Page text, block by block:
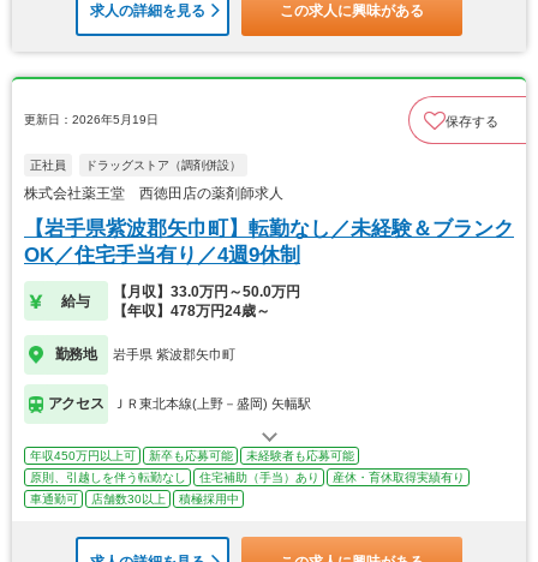
求人の詳細を見る この求人に興味がある
更新日：2026年5月19日 保存する
正社員 ドラッグストア（調剤併設）
株式会社薬王堂 西徳田店の薬剤師求人
【岩手県紫波郡矢巾町】転勤なし／未経験＆ブランク
OK／住宅手当有り／4週9休制
給与
【月収】33.0万円～50.0万円
【年収】478万円24歳～
勤務地 岩手県 紫波郡矢巾町
アクセス ＪＲ東北本線(上野－盛岡) 矢幅駅
年収450万円以上可 新卒も応募可能
未経験者も応募可能
原則、引越しを伴う転勤なし
住宅補助（手当）あり
産休・育休取得実績有り
車通勤可
店舗数30以上 積極採用中